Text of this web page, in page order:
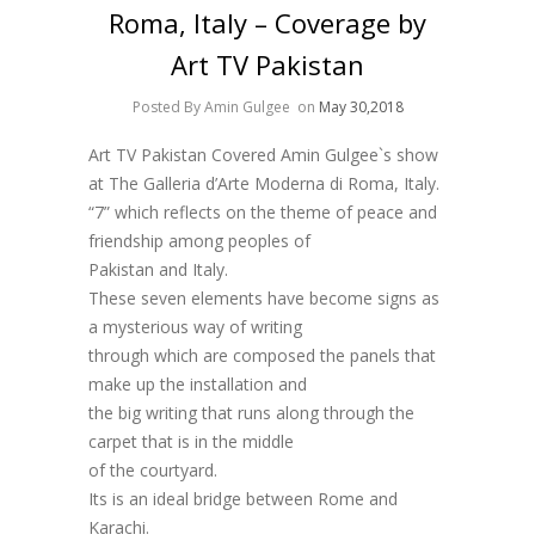
Roma, Italy – Coverage by
Art TV Pakistan
Posted By Amin Gulgee on May 30,2018
Art TV Pakistan Covered Amin Gulgee`s show
at The Galleria d’Arte Moderna di Roma, Italy.
“7” which reflects on the theme of peace and
friendship among peoples of
Pakistan and Italy.
These seven elements have become signs as
a mysterious way of writing
through which are composed the panels that
make up the installation and
the big writing that runs along through the
carpet that is in the middle
of the courtyard.
Its is an ideal bridge between Rome and
Karachi.